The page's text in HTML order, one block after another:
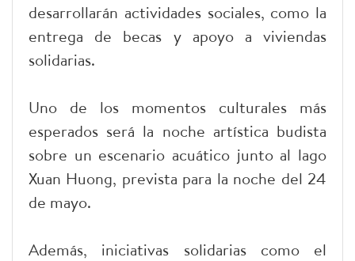
desarrollarán actividades sociales, como la
entrega de becas y apoyo a viviendas
solidarias.
Uno de los momentos culturales más
esperados será la noche artística budista
sobre un escenario acuático junto al lago
Xuan Huong, prevista para la noche del 24
de mayo.
Además, iniciativas solidarias como el